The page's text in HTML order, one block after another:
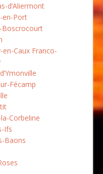
d’Aliermont
en-Port
Boscrocourt
en-Caux Franco-
Fécamp
Corbeline
Ifs
Baons